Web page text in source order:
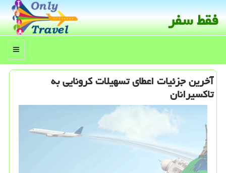
فقط سفر
منو
آخرین جزئیات اعطای تسهیلات كرونایی به
تاكسیرانان